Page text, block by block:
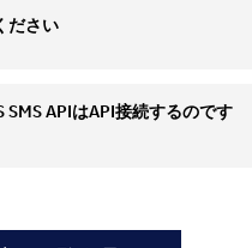
ださい
APIはAPI接続するのです